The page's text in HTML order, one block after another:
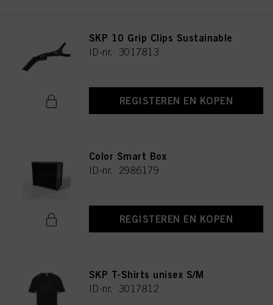
SKP 10 Grip Clips Sustainable
ID-nr. 3017813
REGISTEREN EN KOPEN
Color Smart Box
ID-nr. 2986179
REGISTEREN EN KOPEN
SKP T-Shirts unisex S/M
ID-nr. 3017812